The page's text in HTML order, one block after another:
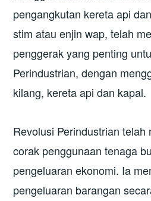
pengangkutan kereta api
stim atau enjin wap, telah
penggerak yang penting
Perindustrian, dengan
kilang, kereta api dan kapal.
Revolusi Perindustrian telah
corak penggunaan tenaga
pengeluaran ekonomi. Ia
pengeluaran barangan